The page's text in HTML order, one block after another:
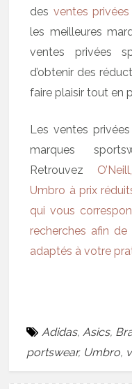
des ventes
les meilleures
ventes privées
d’obtenir des
faire plaisir tout en
Les ventes
marques
Retrouvez
Umbro à prix
qui vous
recherches afin
adaptés à votre
Adidas,Asics,
portswear, Umbro,